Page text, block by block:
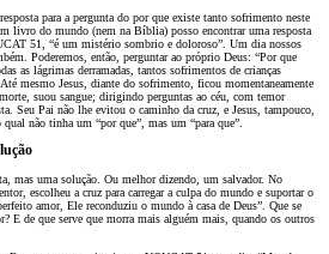
para a pergunta do por que existe tanto sofrimento neste
livro do mundo (nem na Bíblia) posso encontrar uma resposta
51, “é um mistério sombrio e doloroso”. Um dia nossos
Poderemos, então, perguntar ao próprio Deus: “Por que
as lágrimas derramadas, tantos sofrimentos de crianças
mesmo Jesus, diante do sofrimento, ficou momentaneamente
suou sangue; dirigindo perguntas ao céu, com temor
Seu Pai não lhe evitou o caminho da cruz, e Jesus, tampouco,
não tinha um “por que”, mas um “para que”.
mas uma solução. Ou melhor dizendo, um salvador. No
escolheu a cruz para carregar a culpa do mundo e suportar o
amor, Ele reconduziu o mundo à casa de Deus”. Que se
E de que serve que morra mais alguém mais, quando os outros